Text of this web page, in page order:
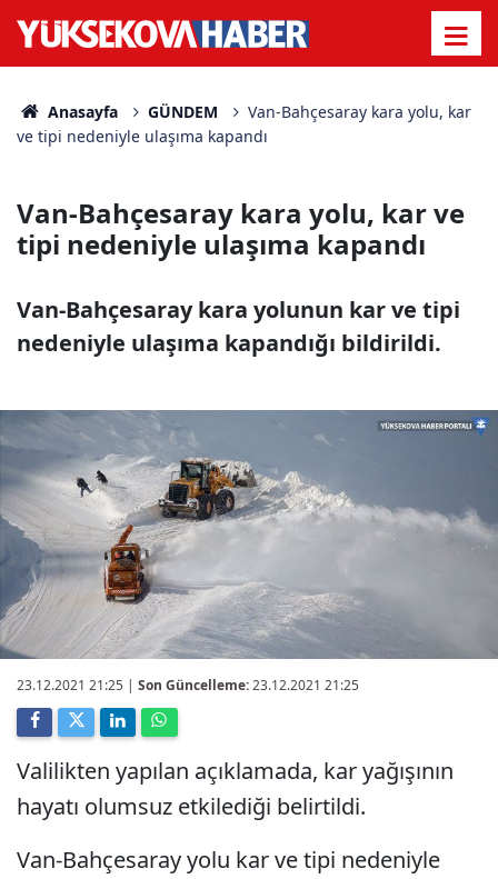
Anasayfa GÜNDEM
Van-Bahçesaray kara yolu, kar
ve tipi nedeniyle ulaşıma kapandı
Van-Bahçesaray kara yolu, kar ve
tipi nedeniyle ulaşıma kapandı
Van-Bahçesaray kara yolunun kar ve tipi
nedeniyle ulaşıma kapandığı bildirildi.
23.12.2021 21:25 | Son Güncelleme:23.12.2021 21:25
Valilikten yapılan açıklamada, kar yağışının
hayatı olumsuz etkilediği belirtildi.
Van-Bahçesaray yolu kar ve tipi nedeniyle